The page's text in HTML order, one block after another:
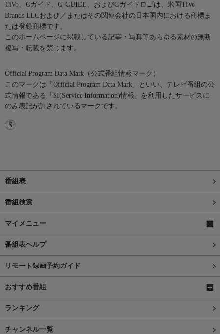
TiVo、Gガイド、G-GUIDE、およびGガイドロゴは、米国TiVo
Brands LLCおよび／またはその関連会社の日本国内における商標ま
たは登録商標です。
このホームページに掲載している記事・写真等あらゆる素材の無断
複写・転載を禁じます。
Official Program Data Mark（公式番組情報マーク）
このマークは「Official Program Data Mark」といい、テレビ番組の公
式情報である「SI(Service Information)情報」を利用したサービスに
のみ表記が許されているマークです。
番組表
番組検索
マイメニュー
番組表ヘルプ
リモート録画予約ガイド
おすすめ番組
ランキング
チャンネル一覧